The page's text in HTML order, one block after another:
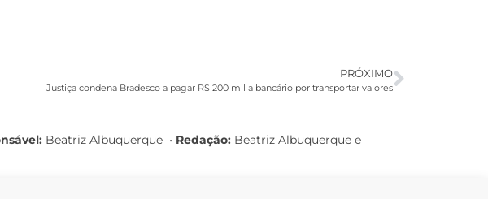
PRÓXIMO
Justiça condena Bradesco a pagar R$ 200 mil a bancário por transportar valores
Beatriz Albuquerque • Redação: Beatriz Albuquerque e